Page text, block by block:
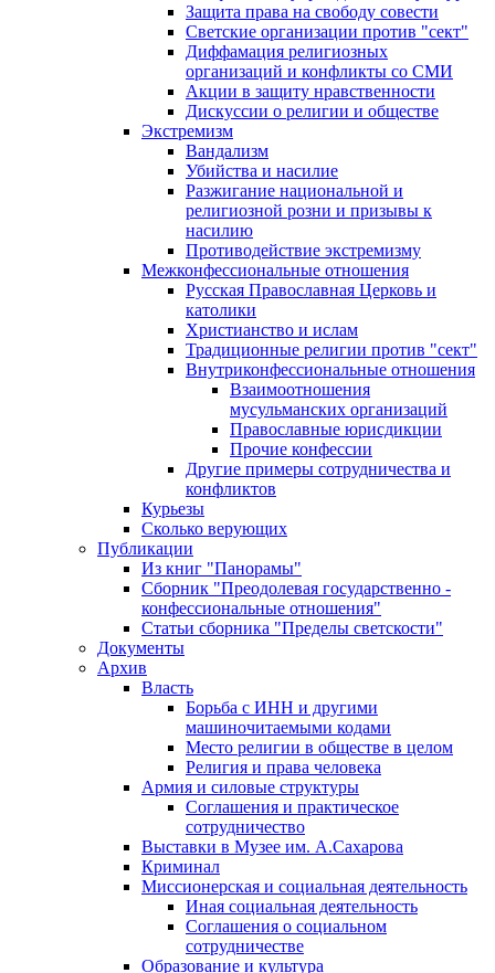
Защита права на свободу совести
Светские организации против "сект"
Диффамация религиозных
организаций и конфликты со СМИ
Акции в защиту нравственности
Дискуссии о религии и обществе
Экстремизм
Вандализм
Убийства и насилие
Разжигание национальной и
религиозной розни и призывы к
насилию
Противодействие экстремизму
Межконфессиональные отношения
Русская Православная Церковь и
католики
Христианство и ислам
Традиционные религии против "сект"
Внутриконфессиональные отношения
Взаимоотношения
мусульманских организаций
Православные юрисдикции
Прочие конфессии
Другие примеры сотрудничества и
конфликтов
Курьезы
Сколько верующих
Публикации
Из книг "Панорамы"
Сборник "Преодолевая государственно -
конфессиональные отношения"
Статьи сборника "Пределы светскости"
Документы
Архив
Власть
Борьба с ИНН и другими
машиночитаемыми кодами
Место религии в обществе в целом
Религия и права человека
Армия и силовые структуры
Соглашения и практическое
сотрудничество
Выставки в Музее им. А.Сахарова
Криминал
Миссионерская и социальная деятельность
Иная социальная деятельность
Соглашения о социальном
сотрудничестве
Образование и культура